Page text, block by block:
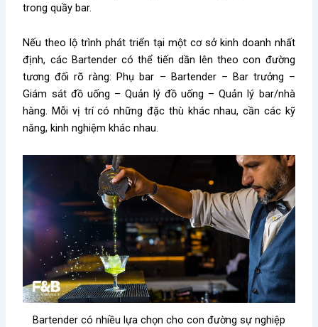
trong quầy bar.
Nếu theo lộ trình phát triển tại một cơ sở kinh doanh nhất
định, các Bartender có thể tiến dần lên theo con đường
tương đối rõ ràng: Phụ bar – Bartender – Bar trưởng –
Giám sát đồ uống – Quản lý đồ uống – Quản lý bar/nhà
hàng. Mỗi vị trí có những đặc thù khác nhau, cần các kỹ
năng, kinh nghiệm khác nhau.
Bartender có nhiều lựa chọn cho con đường sự nghiệp